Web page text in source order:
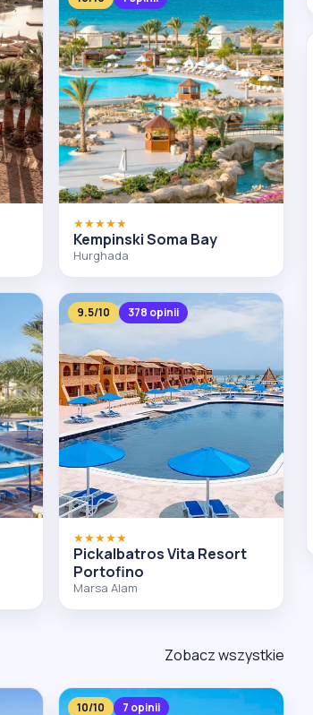
★★★★★
Kempinski Soma Bay
Hurghada
9.5/10 378 opinii
★★★★★
Pickalbatros Vita Resort
Portofino
Marsa Alam
Zobacz wszystkie
10/10 7 opinii